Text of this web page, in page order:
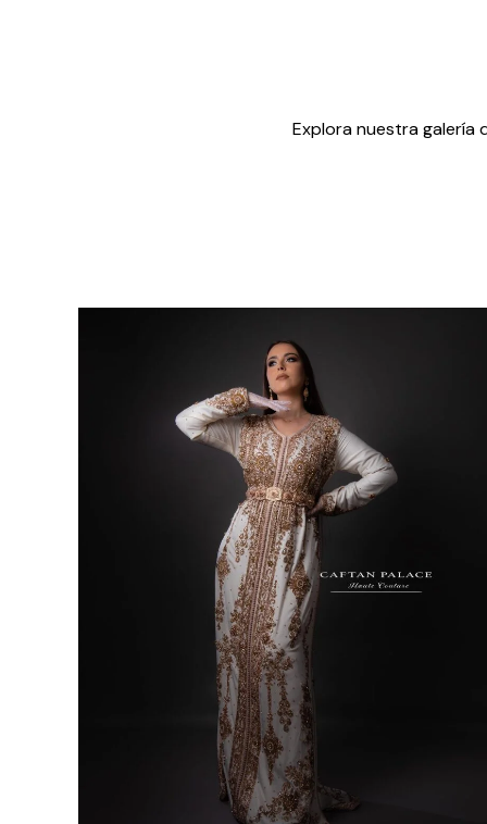
Explora nuestra galería